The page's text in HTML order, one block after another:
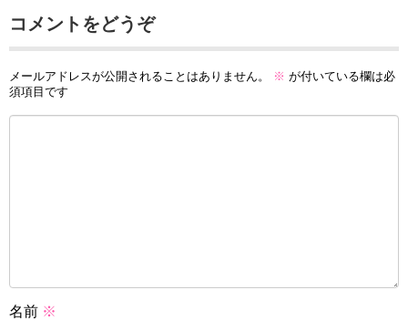
コメントをどうぞ
メールアドレスが公開されることはありません。 ※ が付いている欄は必
須項目です
名前 ※